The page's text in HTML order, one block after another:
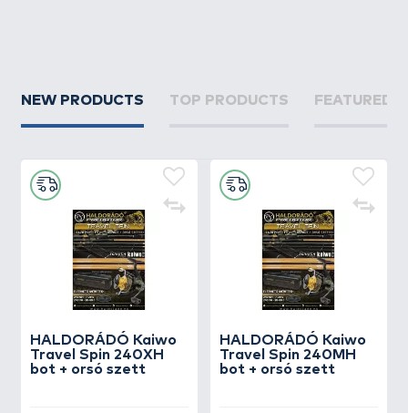
NEW PRODUCTS TOP PRODUCTS FEATURED
HALDORÁDÓ Kaiwo
Travel Spin 240XH
bot + orsó szett
HALDORÁDÓ Kaiwo
Travel Spin 240MH
bot + orsó szett